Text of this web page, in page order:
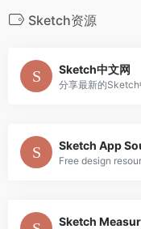
Sketch资源
Sketch中文网
分享最新的
Sketch App
Sketch